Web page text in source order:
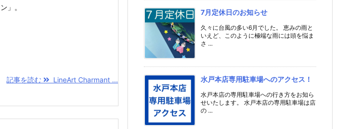
」。
記事を読む LineArt Charmant ...
7月定休日のお知らせ
久々に台風の多い6月でした。 恵みの雨と
いえど、このように極端な雨には頭を悩ま
さ ...
水戸本店専用駐車場へのアクセス！
水戸本店の専用駐車場への行き方をお知ら
せいたします。 水戸本店の専用駐車場は店
の ...